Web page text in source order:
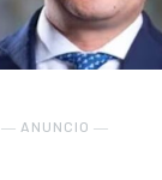
― ANUNCIO ―